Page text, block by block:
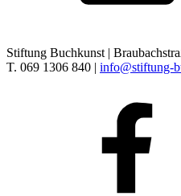
Stiftung Buchkunst |
T. 069 1306 840 | info@stiftung-